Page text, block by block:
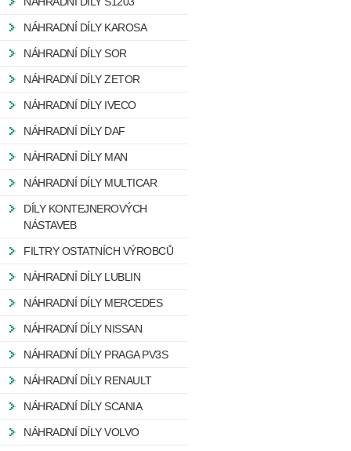
NÁHRADNÍ DÍLY KAROSA
NÁHRADNÍ DÍLY SOR
NÁHRADNÍ DÍLY ZETOR
NÁHRADNÍ DÍLY IVECO
NÁHRADNÍ DÍLY DAF
NÁHRADNÍ DÍLY MAN
NÁHRADNÍ DÍLY MULTICAR
DÍLY KONTEJNEROVÝCH
NÁSTAVEB
FILTRY OSTATNÍCH VÝROBCŮ
NÁHRADNÍ DÍLY LUBLIN
NÁHRADNÍ DÍLY MERCEDES
NÁHRADNÍ DÍLY NISSAN
NÁHRADNÍ DÍLY PRAGA PV3S
NÁHRADNÍ DÍLY RENAULT
NÁHRADNÍ DÍLY SCANIA
NÁHRADNÍ DÍLY VOLVO